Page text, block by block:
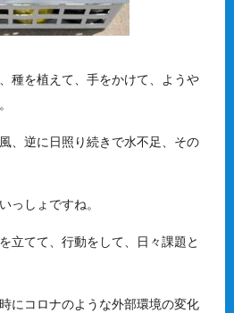
種を植えて、手をかけて、ようや
、逆に日照り続きで水不足、その
っしょですね。
立てて、行動をして、日々課題と
にコロナのような外部環境の変化